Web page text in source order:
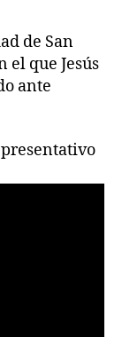
de San
el que Jesús
ante